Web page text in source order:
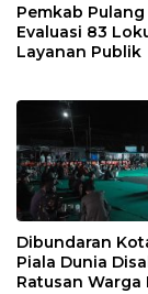
Pemkab Pulang
Evaluasi 83
Layanan Publik
Dibundaran
Piala Dunia
Ratusan Warga